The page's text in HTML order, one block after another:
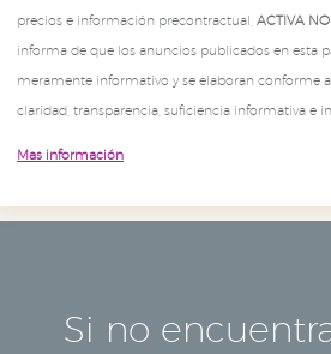
precios e información precontractual, ACTIVA
informa de que los anuncios publicados en esta
meramente informativo y se elaboran conforme
claridad, transparencia, suficiencia informativa e
Mas información
Si no